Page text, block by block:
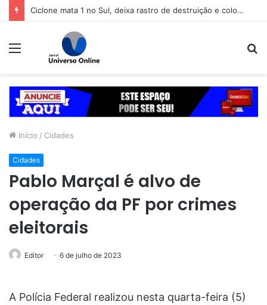
Ciclone mata 1 no Sul, deixa rastro de destruição e coloca 11 estados em alerta
Menu
Início / Cidades
Cidades
Pablo Marçal é alvo de
operação da PF por crimes
eleitorais
Editor 6 de julho de 2023
A Polícia Federal realizou nesta quarta-feira (5)